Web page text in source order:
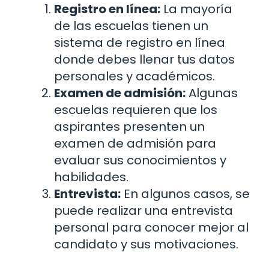
Registro en línea: La mayoría
de las escuelas tienen un
sistema de registro en línea
donde debes llenar tus datos
personales y académicos.
Examen de admisión:Algunas
escuelas requieren que los
aspirantes presenten un
examen de admisión para
evaluar sus conocimientos y
habilidades.
Entrevista: En algunos casos, se
puede realizar una entrevista
personal para conocer mejor al
candidato y sus motivaciones.